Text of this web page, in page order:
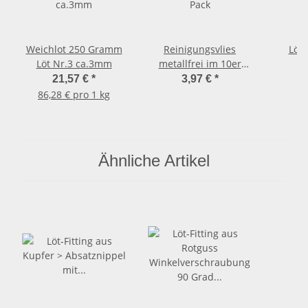
Weichlot 250 Gramm
Löt Nr.3 ca.3mm
21,57 € *
86,28 € pro 1 kg
Reinigungsvlies
metallfrei im 10er
Pack
3,97 € *
Ähnliche Artikel